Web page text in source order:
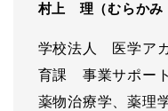
村上 理（むらかみ
学校法人 医学ア
育課 事業サポー
薬物治療学、薬理